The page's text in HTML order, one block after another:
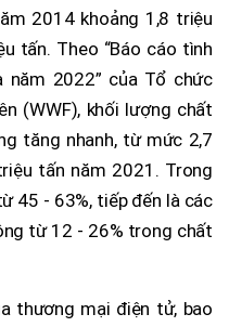
2014 khoảng 1,8 triệu
tấn. Theo “Báo cáo tình
năm 2022” của Tổ chức
(WWF), khối lượng chất
tăng nhanh, từ mức 2,7
tấn năm 2021. Trong
45 - 63%, tiếp đến là các
từ 12 - 26% trong chất
thương mại điện tử, bao